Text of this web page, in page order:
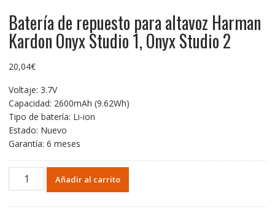
Batería de repuesto para altavoz Harman
Kardon Onyx Studio 1, Onyx Studio 2
20,04€
Voltaje: 3.7V
Capacidad: 2600mAh (9.62Wh)
Tipo de batería: Li-ion
Estado: Nuevo
Garantía: 6 meses
Batería
Añadir al carrito